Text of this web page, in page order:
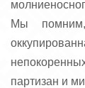
Мы
партизан и